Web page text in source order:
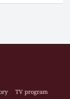
TV program